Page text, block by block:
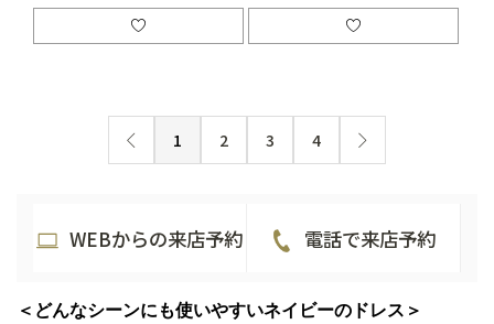
1 2 3 4
WEBからの来店予約 電話で来店予約
＜どんなシーンにも使いやすいネイビーのドレス＞